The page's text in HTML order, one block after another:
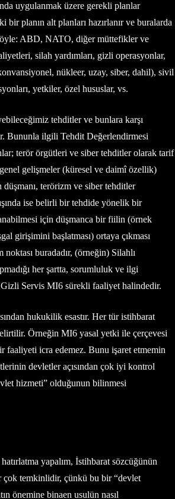
uygulanmak üzere gerekli planlar
bir planın alt planları hazırlanır ve buralarda
ABD, NATO, diğer müttefikler ve
silah yardımları, gizli operasyonlar,
nükleer, uzay, siber, dahil), sivil
yetkiler, özel hususlar, vs.
tehditler ve bunlara karşı
Bununla ilgili Tehdit Değerlendirmesi
terör örgütleri ve siber tehditler olarak tarif
gelişmeler (küresel ve daimî özellik)
düşmanı, terörizm ve siber tehditler
ise belirli bir tehdide yönelik bir
için düşmanca bir fiilin (örnek
girişimini başlatması) ortaya çıkması
noktası buradadır, (örneğin) Silahlı
her şartta, sorumluluk ve ilgi
Gizli Servis MI6 sürekli faaliyet halindedir.
hukukilik esastır. Her tür istihbarat
Örneğin MI6 yasal yetki ile çerçevesi
faaliyeti icra edemez. Bunu işaret etmemin
devletler açısından çok iyi kontrol
hizmeti” olduğunun bilinmesi
yapalım, İstihbarat sözcüğünün
çok temkinlidir, çünkü bu bir “devlet
önemine binaen usulün nasıl